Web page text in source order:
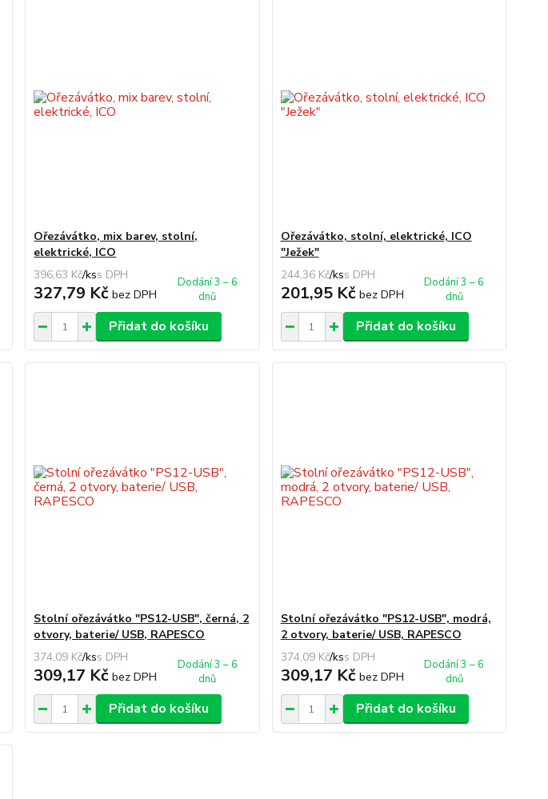
Ořezávátko, mix barev, stolní,
elektrické, ICO
396,63 Kč/ks
327,79 Kčbez DPH
Dodání 3 – 6
dnů
Přidat do košíku
Ořezávátko, stolní, elektrické, ICO
"Ježek"
244,36 Kč/ks
201,95 Kč bez DPH
Dodání 3 – 6
dnů
Přidat do košíku
Stolní ořezávátko "PS12-USB", černá, 2
otvory, baterie/ USB, RAPESCO
374,09 Kč/ks
309,17 Kčbez DPH
Dodání 3 – 6
dnů
Přidat do košíku
Stolní ořezávátko "PS12-USB", modrá,
2 otvory, baterie/ USB, RAPESCO
374,09 Kč/ks
309,17 Kč bez DPH
Dodání 3 – 6
dnů
Přidat do košíku